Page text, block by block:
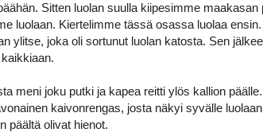
Sitten luolan suulla kiipesimme maakasan
luolaan. Kiertelimme tässä osassa luolaa
ylitse, joka oli sortunut luolan katosta. Sen
meni joku putki ja kapea reitti ylös kallion
kaivonrengas, josta näkyi syvälle
päältä olivat hienot.